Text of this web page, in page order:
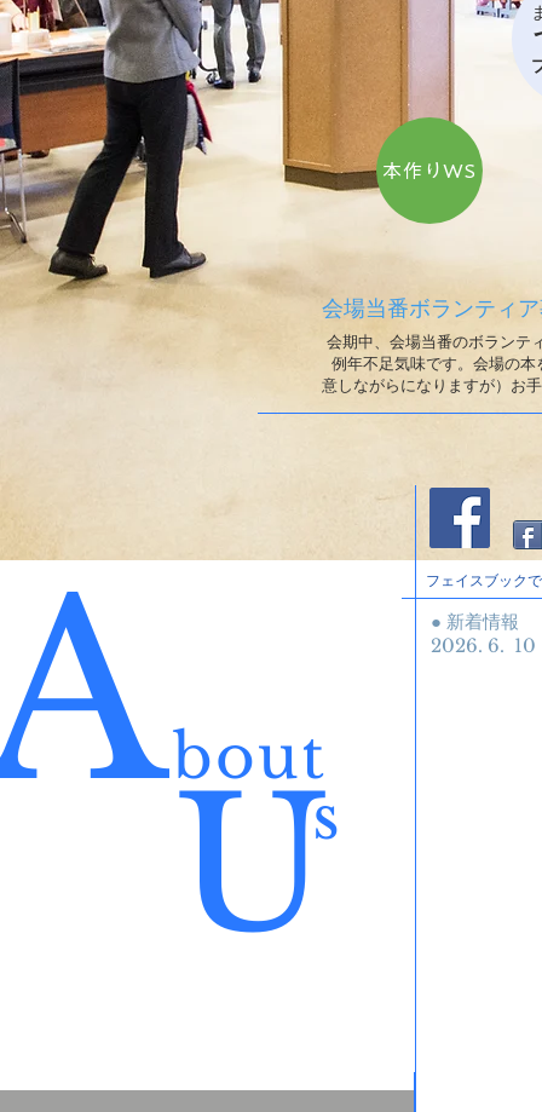
本作りWS
会期中、会場当番のボランテ
例年不足気味です。 会場の本
意しながらになりますが） お
会場当番ボランティ
フェイスブック
U
s
● 新着情報
2026. 6. 10
bout